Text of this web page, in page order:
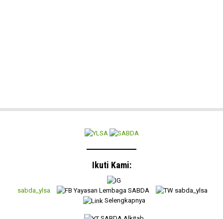
Ikuti Kami:
sabda_ylsa Yayasan Lembaga SABDA
sabda_ylsa
Selengkapnya